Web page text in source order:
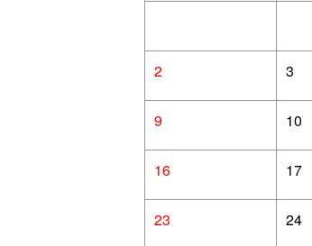
2 3
9 10
16 17
23 24